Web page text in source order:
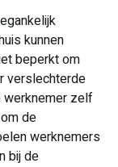
kunnen
beperkt om
verslechterde
werknemer zelf
de
werknemers
bij de